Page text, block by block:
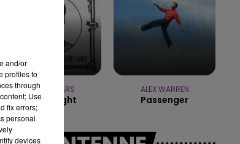
14h00 - 15h00
LA RADIO POP
BRUNO MARS
I Just Might
ALEX WARREN
Passenger
and/or
profiles to
through
Use
fix errors;
personal
devices